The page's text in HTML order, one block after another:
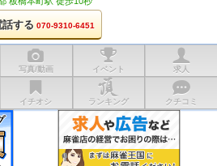
話する 070-9310-6451
写真/動画 イベント 求人
イチオシ ランキング クチコミ